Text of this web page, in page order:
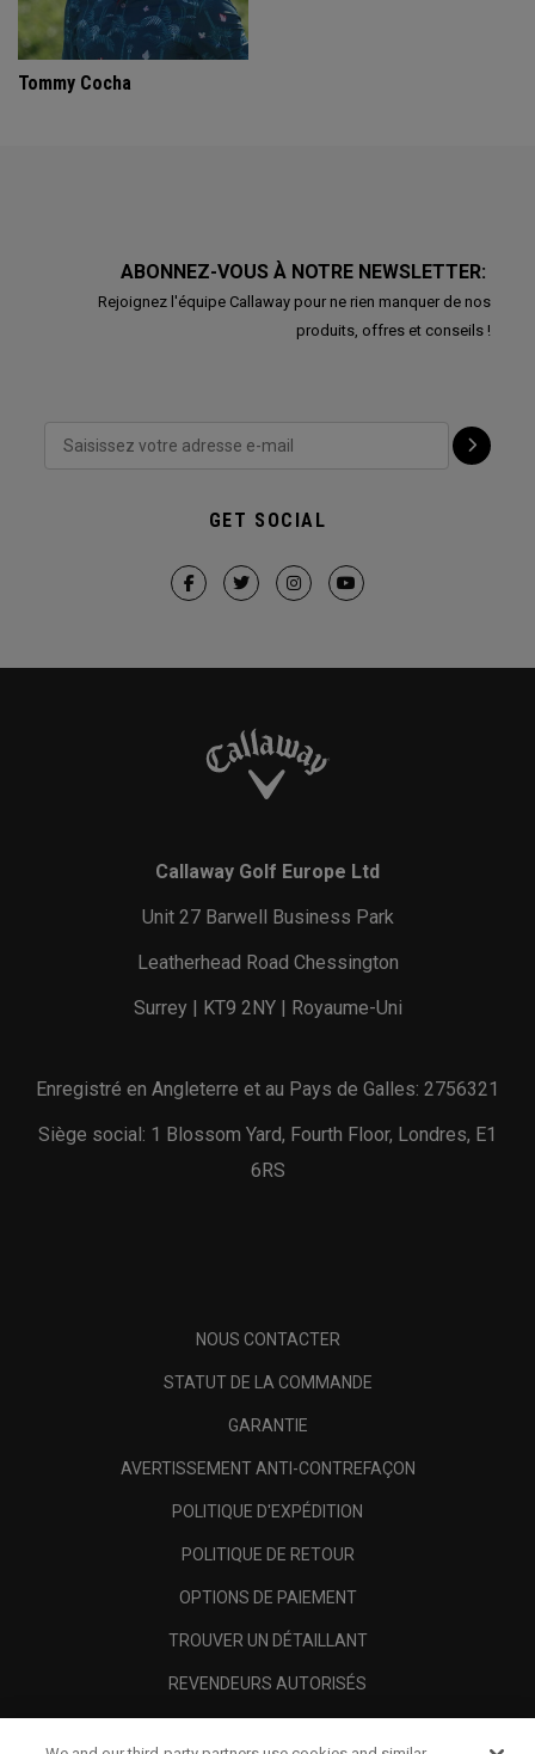
Tommy Cocha
ABONNEZ-VOUS À NOTRE NEWSLETTER:
Rejoignez l'équipe Callaway pour ne rien manquer de nos
produits, offres et conseils !
GET SOCIAL
Callaway Golf Europe Ltd
Unit 27 Barwell Business Park
Leatherhead Road Chessington
Surrey | KT9 2NY | Royaume-Uni
Enregistré en Angleterre et au Pays de Galles: 2756321
Siège social: 1 Blossom Yard, Fourth Floor, Londres, E1
6RS
NOUS CONTACTER
STATUT DE LA COMMANDE
GARANTIE
AVERTISSEMENT ANTI-CONTREFAÇON
POLITIQUE D'EXPÉDITION
POLITIQUE DE RETOUR
OPTIONS DE PAIEMENT
TROUVER UN DÉTAILLANT
REVENDEURS AUTORISÉS